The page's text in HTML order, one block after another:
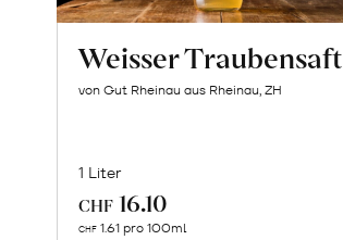
Weisser Traubensaft
von Gut Rheinau aus Rheinau, ZH
1 Liter
CHF 16.10
CHF 1.61 pro 100ml